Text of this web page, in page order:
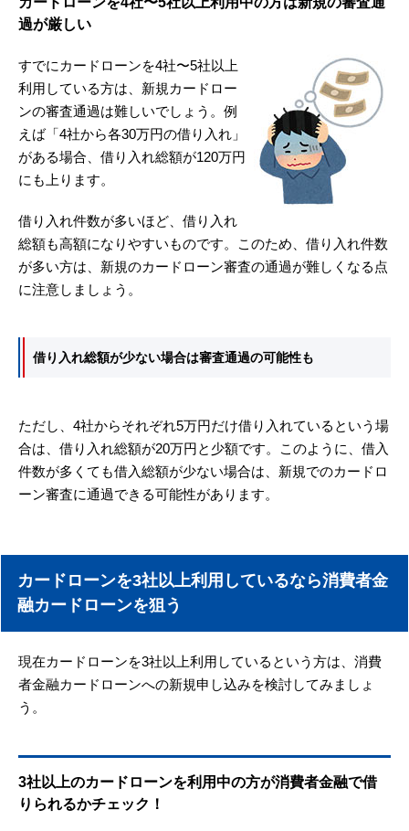
過が厳しい
すでにカードローンを4社〜5社以上
利用している方は、新規カードロー
ンの審査通過は難しいでしょう。例
えば「4社から各30万円の借り入れ」
がある場合、借り入れ総額が120万円
にも上ります。
借り入れ件数が多いほど、借り入れ
総額も高額になりやすいものです。このため、借り入れ件数
が多い方は、新規のカードローン審査の通過が難しくなる点
に注意しましょう。
借り入れ総額が少ない場合は審査通過の可能性も
ただし、4社からそれぞれ5万円だけ借り入れているという場
合は、借り入れ総額が20万円と少額です。このように、借入
件数が多くても借入総額が少ない場合は、新規でのカードロ
ーン審査に通過できる可能性があります。
カードローンを3社以上利用しているなら消費者金
融カードローンを狙う
現在カードローンを3社以上利用しているという方は、消費
者金融カードローンへの新規申し込みを検討してみましょ
う。
3社以上のカードローンを利用中の方が消費者金融で借
りられるかチェック！